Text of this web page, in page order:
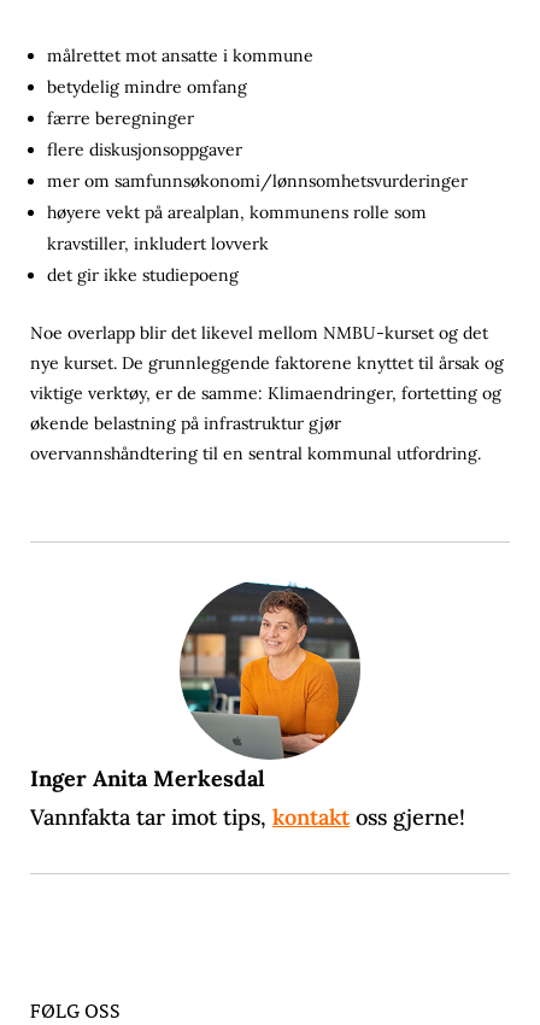
målrettet mot ansatte i kommune
betydelig mindre omfang
færre beregninger
flere diskusjonsoppgaver
mer om samfunnsøkonomi/lønnsomhetsvurderinger
høyere vekt på arealplan, kommunens rolle som
kravstiller, inkludert lovverk
det gir ikke studiepoeng
Noe overlapp blir det likevel mellom NMBU-kurset og det
nye kurset. De grunnleggende faktorene knyttet til årsak og
viktige verktøy, er de samme: Klimaendringer, fortetting og
økende belastning på infrastruktur gjør
overvannshåndtering til en sentral kommunal utfordring.
Inger Anita Merkesdal
Vannfakta tar imot tips, kontaktoss gjerne!
FØLG OSS